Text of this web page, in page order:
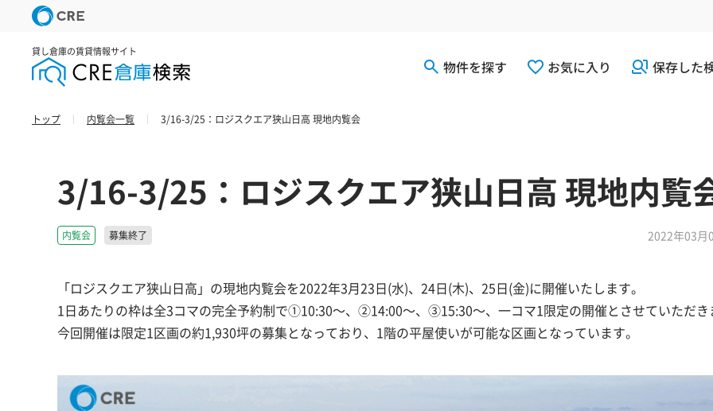
貸し倉庫の賃貸情報サイト
物件を探す お気に入り 保存した
トップ 内覧会一覧 3/16-3/25：ロジスクエア狭山日高 現地内覧会
3/16-3/25：ロジスクエア狭山日高 現地内覧
内覧会 募集終了 2022年03月
「ロジスクエア狭山日高」の現地内覧会を2022年3月23日(水)、24日(木)、25日(金)に開催いたします。
1日あたりの枠は全3コマの完全予約制で①10:30～、②14:00～、③15:30～、一コマ1限定の開催とさせていただき
今回開催は限定1区画の約1,930坪の募集となっており、1階の平屋使いが可能な区画となっています。